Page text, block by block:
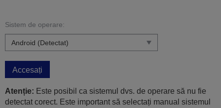
Sistem de operare:
Accesați
Atenție: Este posibil ca sistemul dvs. de operare să nu fie
detectat corect. Este important să selectați manual sistemul